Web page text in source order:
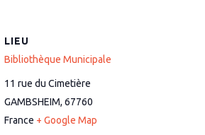
LIEU
Bibliothèque Municipale
11 rue du Cimetière
GAMBSHEIM, 67760
France + Google Map